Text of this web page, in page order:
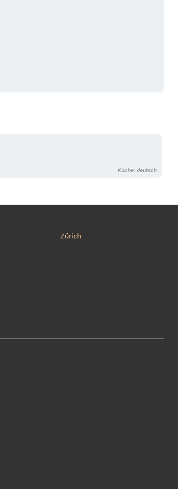
Küche: deutsch
Zürich